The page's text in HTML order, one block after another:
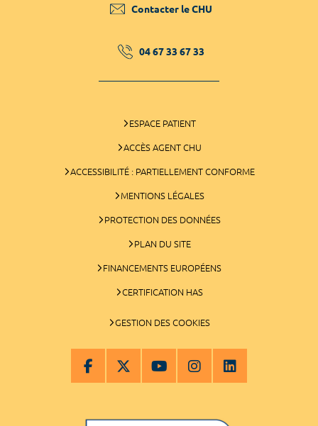
Contacter le CHU
04 67 33 67 33
ESPACE PATIENT
ACCÈS AGENT CHU
ACCESSIBILITÉ : PARTIELLEMENT CONFORME
MENTIONS LÉGALES
PROTECTION DES DONNÉES
PLAN DU SITE
FINANCEMENTS EUROPÉENS
CERTIFICATION HAS
GESTION DES COOKIES